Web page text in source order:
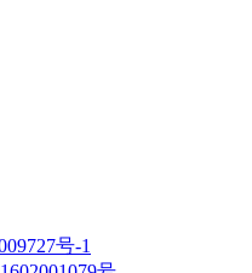
号-1